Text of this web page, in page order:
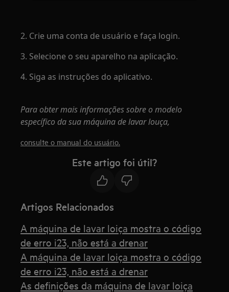
2. Crie uma conta de usuário e faça login.
3. Selecione o seu aparelho na aplicação.
4. Siga as instruções do aplicativo.
Para obter mais informações sobre o modelo
específico da sua máquina de lavar louça,
consulte o manual do usuário.
Este artigo foi útil?
Artigos Relacionados
A máquina de lavar loiça mostra o código
de erro i23, não está a drenar
A máquina de lavar loiça mostra o código
de erro i23, não está a drenar
As definições da máquina de lavar loiça